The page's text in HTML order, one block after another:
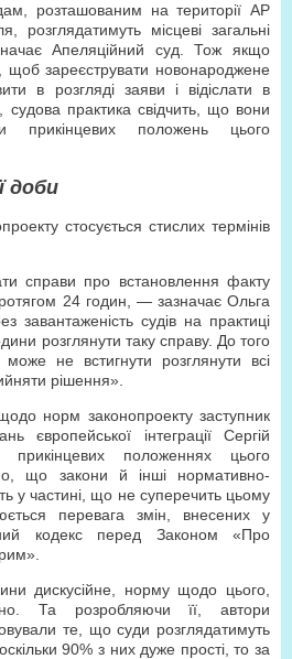
розташованим на території АР
місцеві загальні
Апеляційний суд. Тож якщо
щоб зареєструвати новонароджене
в розгляді заяви і відіслати в
практика свідчить, що вони
прикінцевих положень цього
доби
стосується стислих термінів
справи про встановлення факту
24 годин, — зазначає Ольга
судів на практиці
розглянути таку справу. До того
не встигнути розглянути всі
рішення».
норм законопроекту заступник
європейської інтеграції Сергій
положеннях цього
що закони й інші нормативно-
у частині, що не суперечить цьому
перевага змін, внесених у
кодекс перед Законом «Про
дискусійне, норму щодо цього,
Та розробляючи її, автори
те, що суди розглядатимуть
90% з них дуже прості, то за